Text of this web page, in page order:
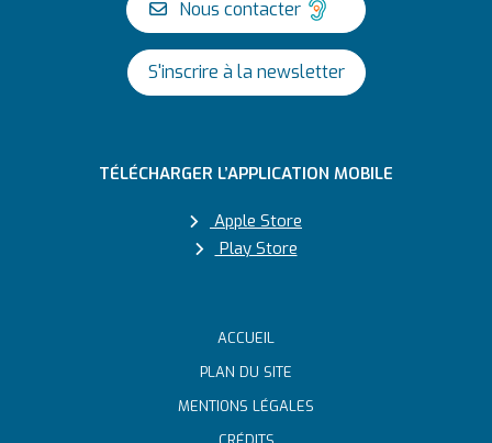
Nous contacter
S'inscrire à la newsletter
TÉLÉCHARGER L’APPLICATION MOBILE
Apple Store
Play Store
ACCUEIL
PLAN DU SITE
MENTIONS LÉGALES